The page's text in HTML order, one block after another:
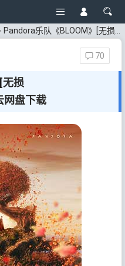
Pandora乐队《BLOOM》[无损FLAC/MP3/525MB]百度云网盘下载
无损
网盘下载
70